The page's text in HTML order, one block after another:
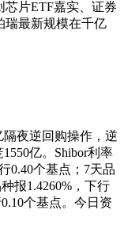
芯片ETF嘉实、证券
瑞最新规模在千亿
隔夜逆回购操作，逆
亿。Shibor利率
0.40个基点；7天品
报1.4260%，下行
个基点。今日资